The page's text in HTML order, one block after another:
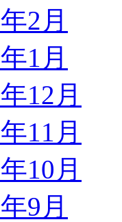
2月
1月
12月
11月
10月
9月